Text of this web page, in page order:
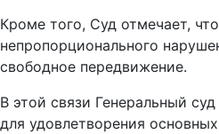
Кроме того, Суд отмечает,
непропорционального
свободное передвижение.
В этой связи Генеральный
для удовлетворения